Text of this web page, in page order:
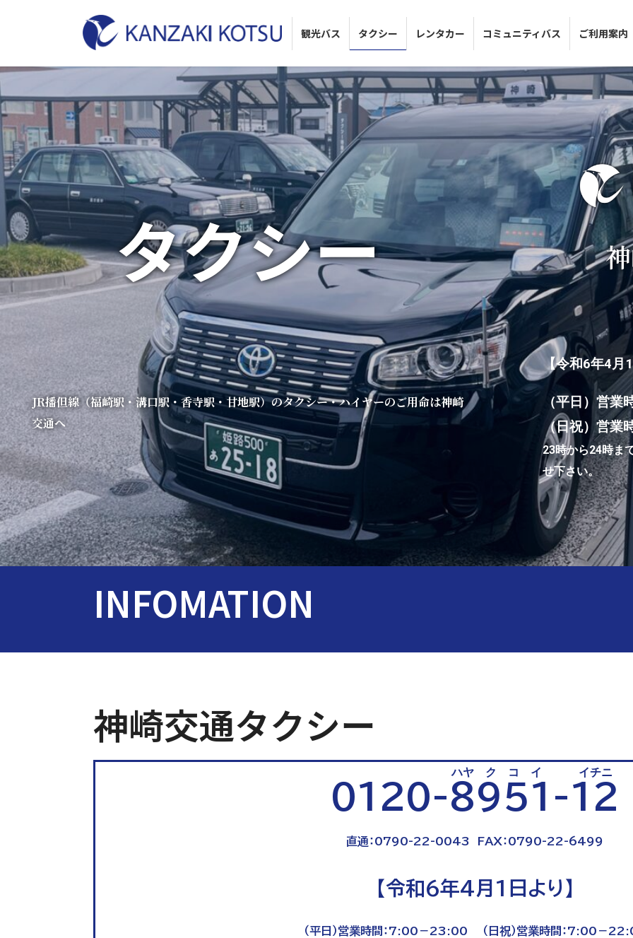
観光バス タクシー レンタカー コミュニティバス ご利用案内
タクシー
JR播但線（福崎駅・溝口駅・香寺駅・甘地駅）のタクシー・ハイヤーのご用命は神崎
交通へ
【令和6年4月
（平日）営業
（日祝）営業
23時から24時ま
せ下さい。
INFOMATION
神崎交通タクシー
ハヤ ク コ イ イチニ
0120-8951-12
直通：0790-22-0043 FAX：0790-22-6499
【令和6年4月1日より】
（平日）営業時間：7:00－23:00 （日祝）営業時間：7:00－